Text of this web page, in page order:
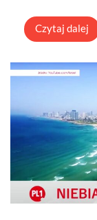
Czytaj dalej